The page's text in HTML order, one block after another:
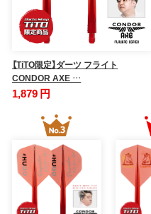
【TiTO限定】ダーツ フライト
CONDOR AXE …
1,879 円